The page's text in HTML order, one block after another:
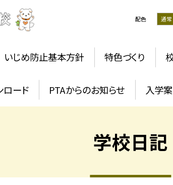
配色 通常
いじめ防止基本方針 特色づくり
ロード PTAからのお知らせ 入学
学校日記